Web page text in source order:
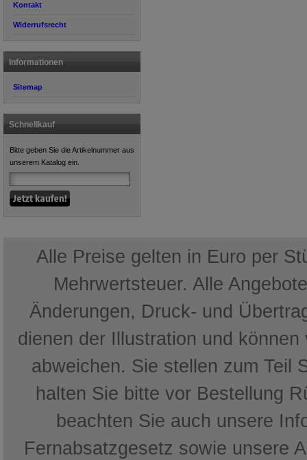
Kontakt
Widerrufsrecht
Informationen
Sitemap
Schnellkauf
Bitte geben Sie die Artikelnummer aus
unserem Katalog ein.
Alle Preise gelten in Euro per
Mehrwertsteuer. Alle
Änderungen, Druck- und
dienen der Illustration und
abweichen. Sie stellen zum Teil
halten Sie bitte vor Bestellung
beachten Sie auch unsere
Fernabsatzgesetz sowie unsere